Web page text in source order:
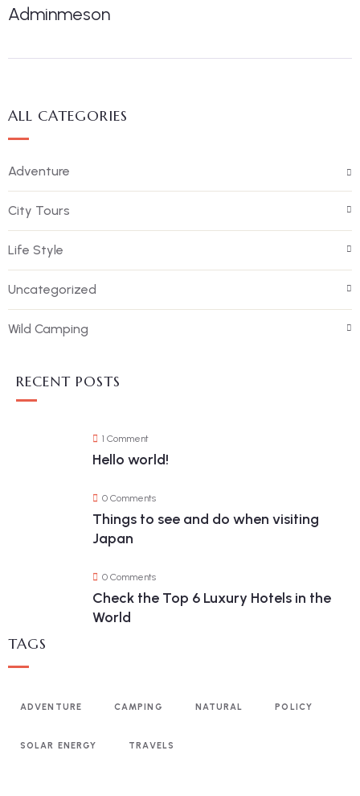
Adminmeson
ALL CATEGORIES
Adventure
City Tours
Life Style
Uncategorized
Wild Camping
RECENT POSTS
1 Comment
Hello world!
0 Comments
Things to see and do when visiting
Japan
0 Comments
Check the Top 6 Luxury Hotels in the
World
TAGS
ADVENTURE CAMPING NATURAL POLICY
SOLAR ENERGY TRAVELS
Travel to